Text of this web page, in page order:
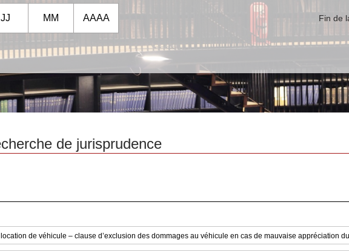
Fin de
de jurisprudence
de véhicule – clause d’exclusion des dommages au véhicule en cas de mauvaise appréciation